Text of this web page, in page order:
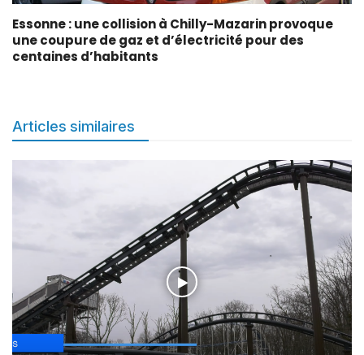
Essonne : une collision à Chilly-Mazarin provoque
une coupure de gaz et d’électricité pour des
centaines d’habitants
Articles similaires